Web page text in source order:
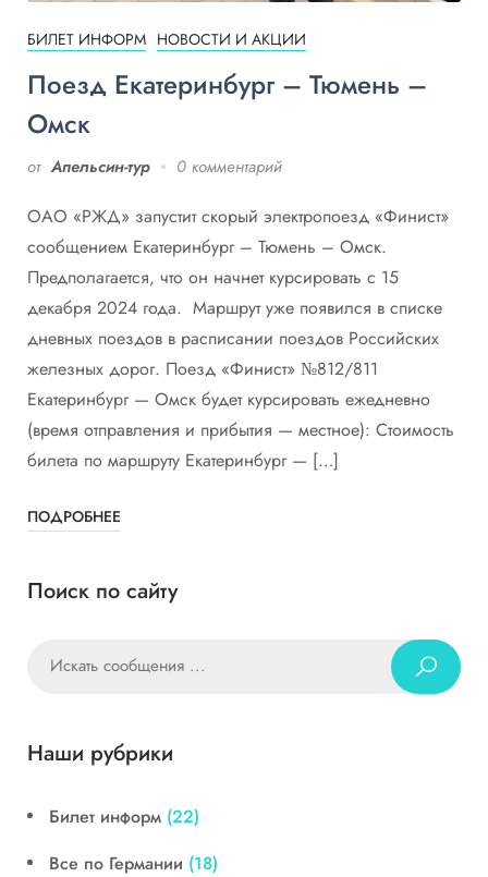
БИЛЕТ ИНФОРМ НОВОСТИ И АКЦИИ
Поезд Екатеринбург – Тюмень –
Омск
от Апельсин-тур 0 комментарий
ОАО «РЖД» запустит скорый электропоезд «Финист»
сообщением Екатеринбург – Тюмень – Омск.
Предполагается, что он начнет курсировать с 15
декабря 2024 года. Маршрут уже появился в списке
дневных поездов в расписании поездов Российских
железных дорог. Поезд «Финист» №812/811
Екатеринбург — Омск будет курсировать ежедневно
(время отправления и прибытия — местное): Стоимость
билета по маршруту Екатеринбург — […]
ПОДРОБНЕЕ
Поиск по сайту
Наши рубрики
Билет информ (22)
Все по Германии (18)